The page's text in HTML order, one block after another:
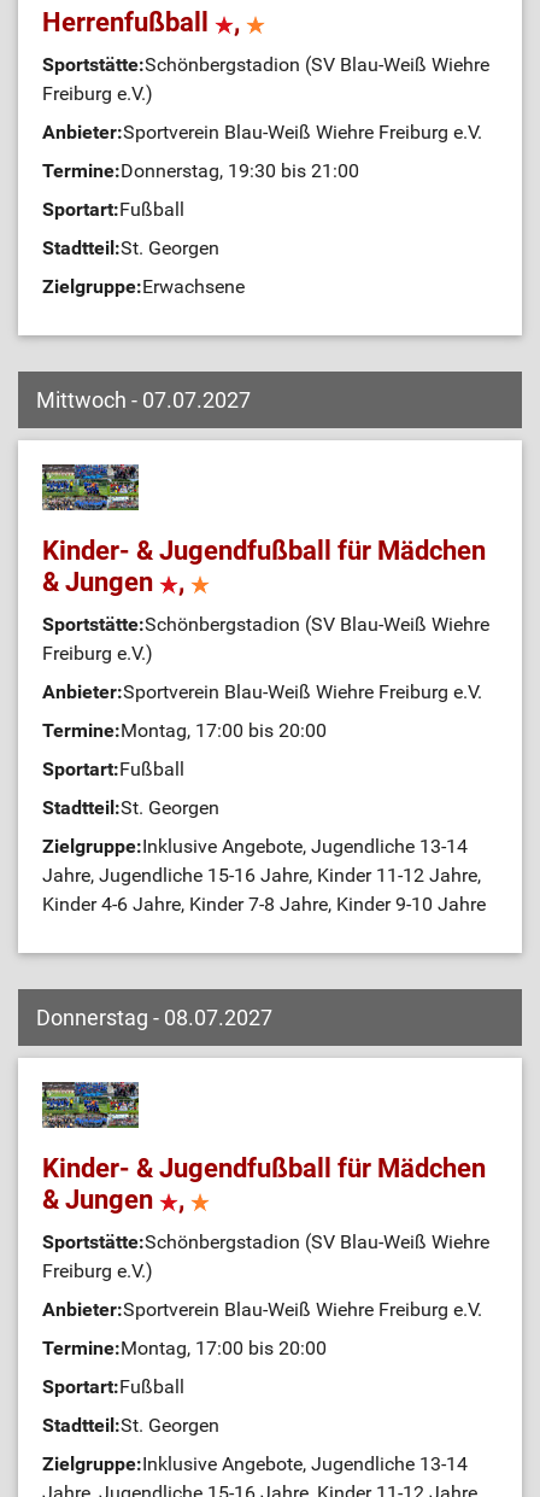
Herrenfußball ,
Sportstätte:Schönbergstadion (SV Blau-Weiß Wiehre
Freiburg e.V.)
Anbieter:Sportverein Blau-Weiß Wiehre Freiburg e.V.
Termine:Donnerstag, 19:30 bis 21:00
Sportart:Fußball
Stadtteil:St. Georgen
Zielgruppe:Erwachsene
Mittwoch - 07.07.2027
Kinder- & Jugendfußball für Mädchen
& Jungen
,
Sportstätte:Schönbergstadion (SV Blau-Weiß Wiehre
Freiburg e.V.)
Anbieter:Sportverein Blau-Weiß Wiehre Freiburg e.V.
Termine:Montag, 17:00 bis 20:00
Sportart:Fußball
Stadtteil:St. Georgen
Zielgruppe:Inklusive Angebote, Jugendliche 13-14
Jahre, Jugendliche 15-16 Jahre, Kinder 11-12 Jahre,
Kinder 4-6 Jahre, Kinder 7-8 Jahre, Kinder 9-10 Jahre
Donnerstag - 08.07.2027
Kinder- & Jugendfußball für Mädchen
& Jungen
,
Sportstätte:Schönbergstadion (SV Blau-Weiß Wiehre
Freiburg e.V.)
Anbieter:Sportverein Blau-Weiß Wiehre Freiburg e.V.
Termine:Montag, 17:00 bis 20:00
Sportart:Fußball
Stadtteil:St. Georgen
Zielgruppe:Inklusive Angebote, Jugendliche 13-14